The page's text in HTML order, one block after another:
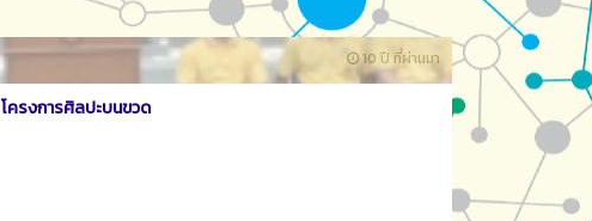
10 ปี ที่ผ่านมา
โครงการศิลปะบนขวด